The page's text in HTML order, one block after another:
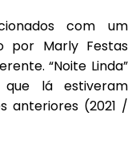
com um
por Marly Festas
“Noite Linda”
lá estiveram
anteriores (2021 /